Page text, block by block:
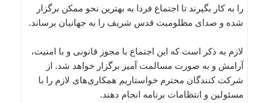
را به کار بگیرند تا اجتماع فردا به بهترین نحو ممکن برگزار
شده و صدای مظلومیت قدس شریف را به جهانیان برساند.
لازم به ذکر است که این اجتماع با مجوز قانونی و با امنیت،
آرامش و به صورت مسالمت آمیز برگزار خواهد شد. از
شرکت کنندگان محترم خواستاریم همکاری‌های لازم را با
مسئولین و انتظامات برنامه انجام دهند.